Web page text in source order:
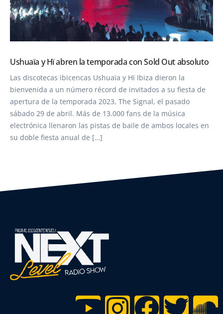
Ushuaïa y Hï abren la temporada con Sold Out absoluto
Las discotecas ibicencas Ushuaïa y Hï Ibiza dieron la
bienvenida a un número récord de invitados a su fiesta de
apertura de la temporada 2023, The Signal, el pasado
sábado 29 de abril. Más de 13.000 fans de la música
electrónica llenaron las pistas de baile de ambos locales en
su doble fiesta anual de […]